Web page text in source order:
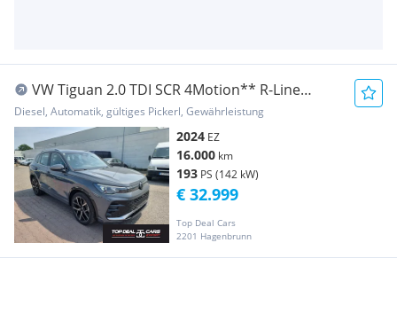
VW Tiguan 2.0 TDI SCR 4Motion** R-Line
DSG**16.000...
Diesel, Automatik, gültiges Pickerl, Gewährleistung
2024 EZ
16.000 km
193 PS (142 kW)
Top Deal Cars
2201 Hagenbrunn
€ 32.999